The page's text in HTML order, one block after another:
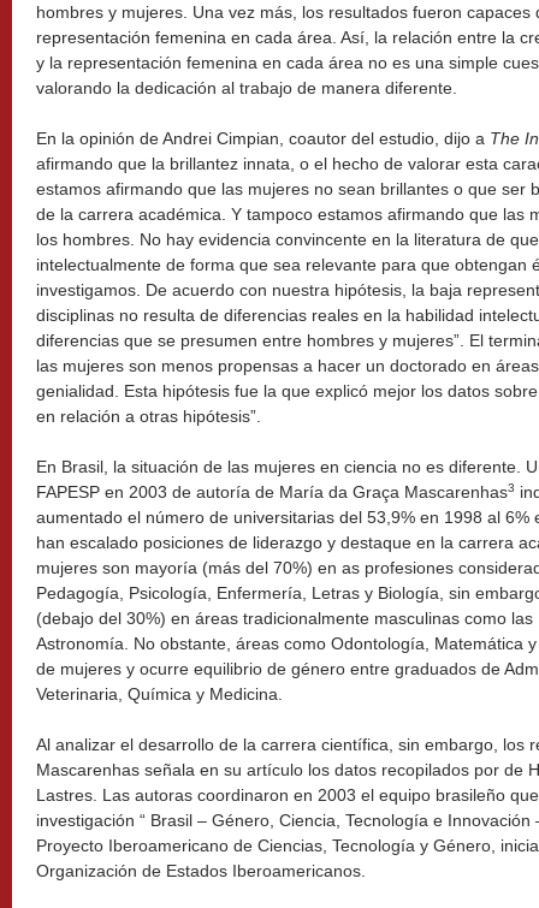
hombres y mujeres. Una vez más, los resultados fueron
representación femenina en cada área. Así, la relación entre la
y la representación femenina en cada área no es una simple
valorando la dedicación al trabajo de manera diferente.
En la opinión de Andrei Cimpian, coautor del estudio, dijo a The
afirmando que la brillantez innata, o el hecho de valorar esta
estamos afirmando que las mujeres no sean brillantes o que ser
de la carrera académica. Y tampoco estamos afirmando que las
los hombres. No hay evidencia convincente en la literatura de
intelectualmente de forma que sea relevante para que obtengan
investigamos. De acuerdo con nuestra hipótesis, la baja
disciplinas no resulta de diferencias reales en la habilidad
diferencias que se presumen entre hombres y mujeres”. El
las mujeres son menos propensas a hacer un doctorado en
genialidad. Esta hipótesis fue la que explicó mejor los datos
en relación a otras hipótesis”.
En Brasil, la situación de las mujeres en ciencia no es diferente.
FAPESP en 2003 de autoría de María da Graça Mascarenhas3
aumentado el número de universitarias del 53,9% en 1998 al
han escalado posiciones de liderazgo y destaque en la carrera
mujeres son mayoría (más del 70%) en as profesiones
Pedagogía, Psicología, Enfermería, Letras y Biología, sin
(debajo del 30%) en áreas tradicionalmente masculinas como
Astronomía. No obstante, áreas como Odontología, Matemática
de mujeres y ocurre equilibrio de género entre graduados de
Veterinaria, Química y Medicina.
Al analizar el desarrollo de la carrera científica, sin embargo, los
Mascarenhas señala en su artículo los datos recopilados por de
Lastres. Las autoras coordinaron en 2003 el equipo brasileño
investigación “ Brasil – Género, Ciencia, Tecnología e Innovación
Proyecto Iberoamericano de Ciencias, Tecnología y Género,
Organización de Estados Iberoamericanos.